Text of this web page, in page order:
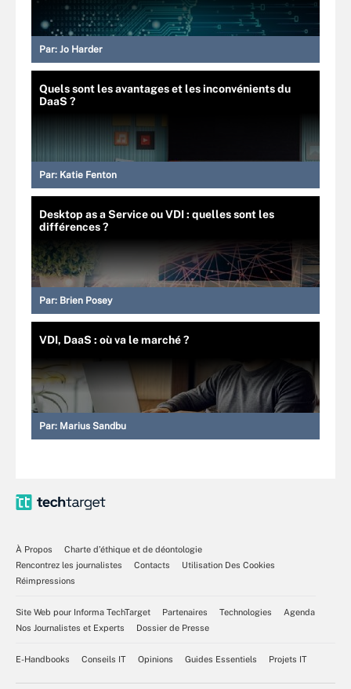
Par: Jo Harder
Quels sont les avantages et les inconvénients du
DaaS ?
Par: Katie Fenton
Desktop as a Service ou VDI : quelles sont les
différences ?
Par: Brien Posey
VDI, DaaS : où va le marché ?
Par: Marius Sandbu
À Propos
Charte d’éthique et de déontologie
Rencontrez les journalistes
Contacts
Utilisation Des Cookies
Réimpressions
Site Web pour Informa TechTarget Partenaires Technologies
Agenda
Nos Journalistes et Experts
Dossier de Presse
E-Handbooks Conseils IT Opinions Guides Essentiels Projets IT